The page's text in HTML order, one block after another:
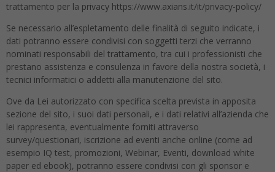
trattamento per la privacy https://www.axians.it/it/privacy-policy/
Se necessario all’espletamento delle finalità di seguito indicate, i
dati potranno essere condivisi con soggetti terzi che verranno
nominati responsabili del trattamento, tra cui i professionisti che
prestano assistenza e consulenza in favore della nostra società, i
tecnici informatici o addetti alla manutenzione del sito.
Ove da Lei autorizzato con specifica scelta prevista in apposita
sezione del sito, i suoi dati personali, e i dati relativi all’azienda che
lei rappresenta, eventualmente forniti attraverso
survey/questionari, iscrizione ad eventi anche online (come ad
esempio IQ test, promozioni, Webinar, Eventi, download white
paper ed ebook), potranno essere condivisi con gli sponsor e